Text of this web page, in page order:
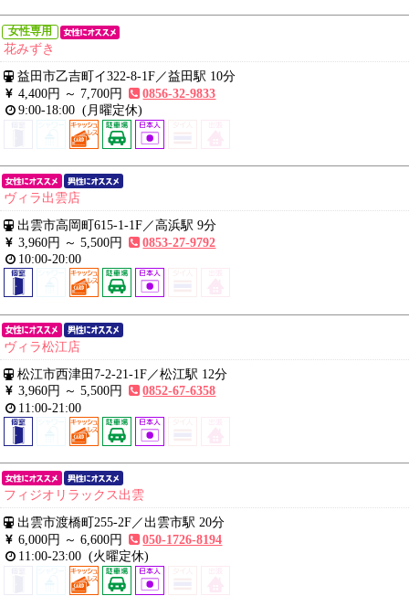
女性専用
花みずき
益田市乙吉町イ322-8-1F／益田駅 10分
4,400円 ～ 7,700円
0856-32-9833
9:00-18:00 (月曜定休)
ヴィラ出雲店
出雲市高岡町615-1-1F／高浜駅 9分
3,960円 ～5,500円
0853-27-9792
10:00-20:00
ヴィラ松江店
松江市西津田7-2-21-1F／松江駅 12分
3,960円 ～5,500円
0852-67-6358
11:00-21:00
フィジオリラックス出雲
出雲市渡橋町255-2F／出雲市駅 20分
6,000円 ～6,600円
050-1726-8194
11:00-23:00 (火曜定休)